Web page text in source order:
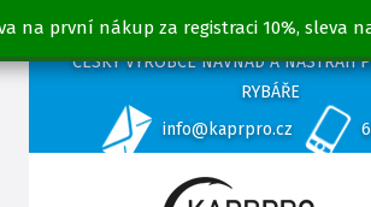
na první nákup za registraci 10%, sleva
ČESKÝ VÝROBCE NÁVNAD A NÁSTRAH
RYBÁŘE
info@kaprpro.cz